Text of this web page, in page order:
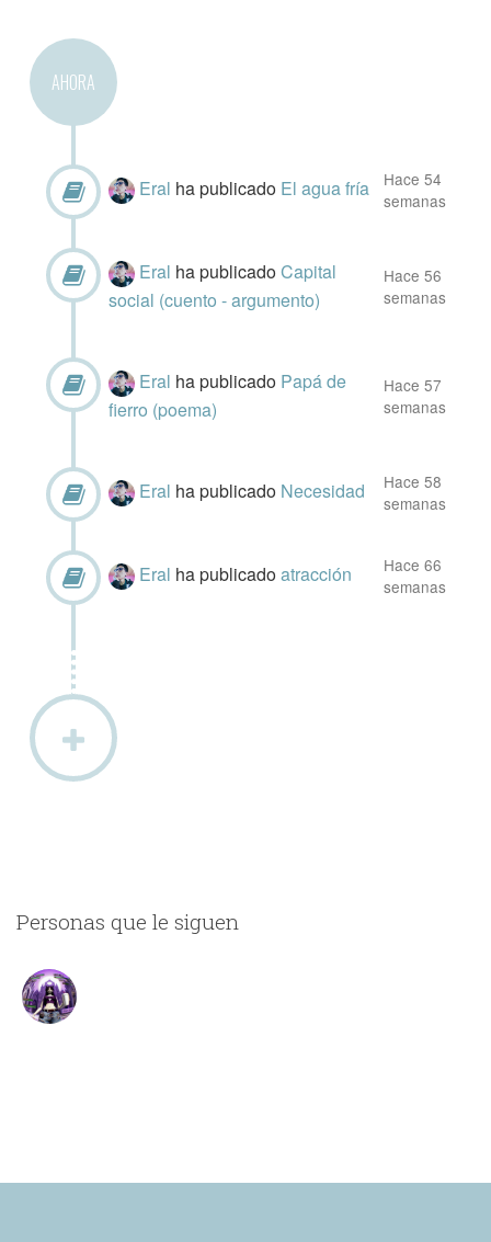
AHORA
Eral ha publicado El agua fría
Hace 54
semanas
Eral ha publicadoCapital
social (cuento - argumento)
Hace 56
semanas
Eral ha publicado Papá de
fierro (poema)
Hace 57
semanas
Eral ha publicado Necesidad
Hace 58
semanas
Eral ha publicadoatracción
Hace 66
semanas
Personas que le siguen